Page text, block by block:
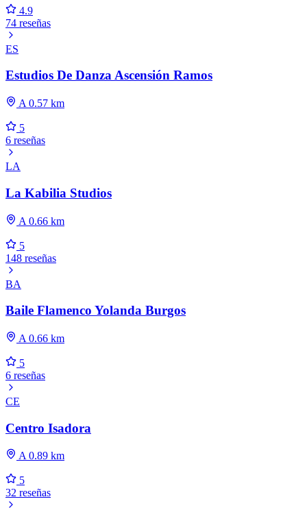
4.9
74 reseñas
ES
Estudios De Danza Ascensión Ramos
A 0.57 km
5
6 reseñas
LA
La Kabilia Studios
A 0.66 km
5
148 reseñas
BA
Baile Flamenco Yolanda Burgos
A 0.66 km
5
6 reseñas
CE
Centro Isadora
A 0.89 km
5
32 reseñas